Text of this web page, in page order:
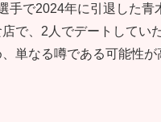
手で2024年に引退した
で、2人でデートしてい
単なる噂である可能性が